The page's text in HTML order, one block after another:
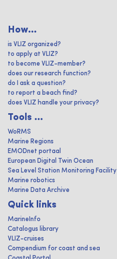
How...
is VLIZ organized?
to apply at VLIZ?
to become VLIZ-member?
does our research function?
do I ask a question?
to report a beach find?
does VLIZ handle your privacy?
Tools ...
WoRMS
Marine Regions
EMODnet portaal
European Digital Twin Ocean
Sea Level Station Monitoring Facility
Marine robotics
Marine Data Archive
Quick links
MarineInfo
Catalogus library
VLIZ-cruises
Compendium for coast and sea